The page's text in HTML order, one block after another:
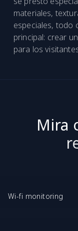
materiales,
especiales, todo
principal: crear
para los
Mira
Wi-fi monitoring